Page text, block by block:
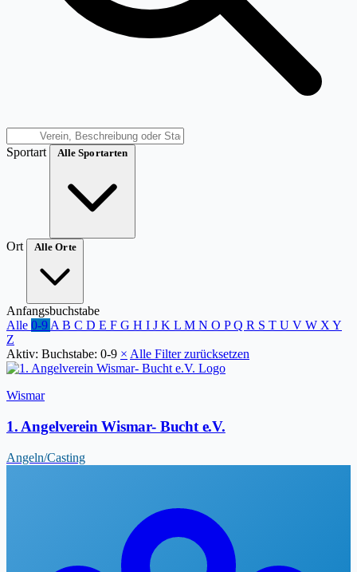
Sportart Alle Sportarten
Ort Alle Orte
Anfangsbuchstabe
Alle 0-9 A B C D E F G H I J K L M N O PQ R S T U V W X Y
Z
Aktiv: Buchstabe: 0-9 × Alle Filter zurücksetzen
Wismar
1. Angelverein Wismar- Bucht e.V.
Angeln/Casting